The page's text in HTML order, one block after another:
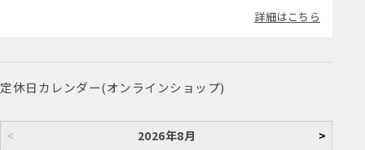
詳細はこちら
定休日カレンダー(オンラインショップ)
< 2026年8月 >